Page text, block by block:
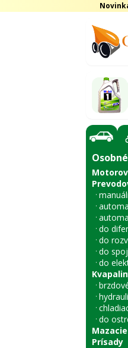
do
do
do
do
do
Prísady